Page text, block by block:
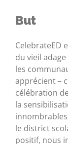
But
CelebrateED
du vieil
les
apprécient –
célébration
la
le district
positif, nous